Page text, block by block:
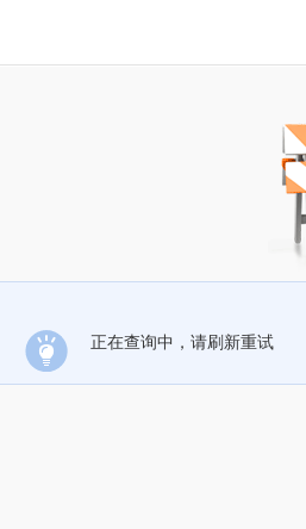
正在查询中，请刷新重试